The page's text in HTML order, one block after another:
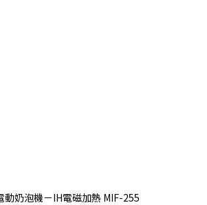
動奶泡機－IH電磁加熱 MIF-255